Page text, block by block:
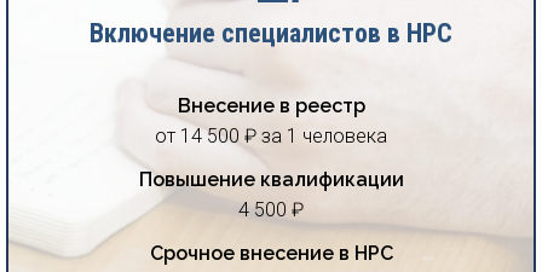
Включение специалистов в НРС
Внесение в реестр
от 14 500 ₽ за 1 человека
Повышение квалификации
4 500 ₽
Срочное внесение в НРС